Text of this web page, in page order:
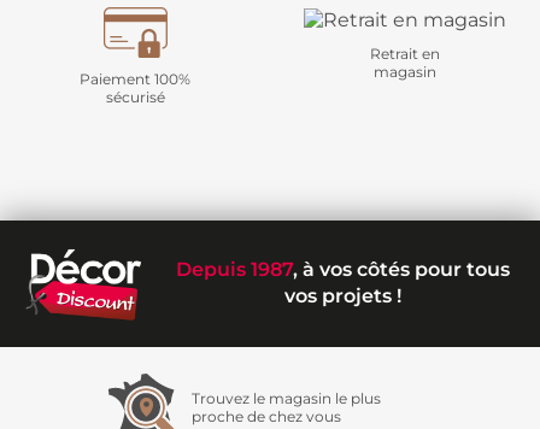
Paiement 100%
sécurisé
Retrait en
magasin
Depuis 1987, à vos côtés pour tous
vos projets !
Trouvez le magasin le plus
proche de chez vous